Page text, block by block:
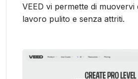
VEED vi permette di
lavoro pulito e senza attriti.